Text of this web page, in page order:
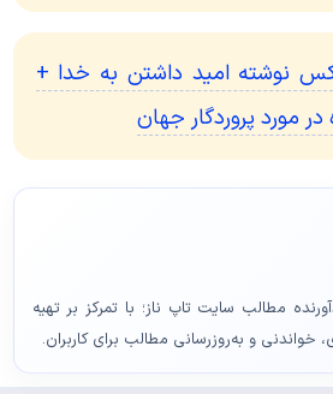
نوشته امید داشتن به خدا +
مورد پروردگار جهان
مطالب سایت تاپ ناز؛ با تمرکز بر تهیه
خواندنی و به‌روزرسانی مطالب برای کاربران.